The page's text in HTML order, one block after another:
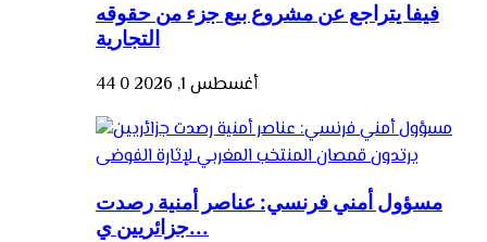
فيفا يتراجع عن مشروع بيع جزء من حقوقه
التجارية
أغسطس 1, 2026 0
44
مسؤول أمني فرنسي: عناصر أمنية رصدت
جزائريين ي...